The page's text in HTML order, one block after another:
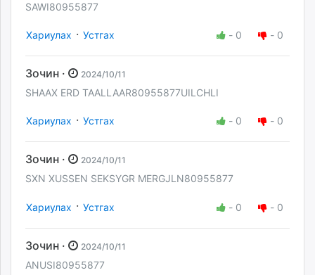
SAWI80955877
Хариулах · Устгах - 0 - 0
Зочин · 2024/10/11
SHAAX ERD TAALLAAR80955877UILCHLI
Хариулах · Устгах - 0 - 0
Зочин · 2024/10/11
SXN XUSSEN SEKSYGR MERGJLN80955877
Хариулах · Устгах - 0 - 0
Зочин · 2024/10/11
ANUSI80955877